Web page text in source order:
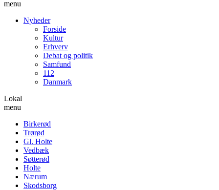
menu
Nyheder
Forside
Kultur
Erhverv
Debat og politik
Samfund
112
Danmark
Lokal
menu
Birkerød
Trørød
Gl. Holte
Vedbæk
Søtterød
Holte
Nærum
Skodsborg